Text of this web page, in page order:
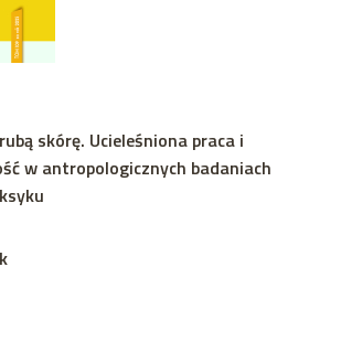
skórę. Ucieleśniona praca i
w antropologicznych badaniach